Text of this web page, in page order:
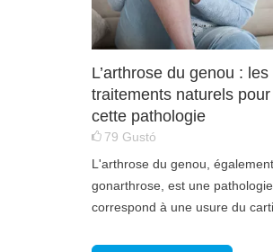
L’arthrose du genou : les
traitements naturels
cette pathologie
79 Gustó
L'arthrose du genou,
gonarthrose, est une
correspond à une usure du